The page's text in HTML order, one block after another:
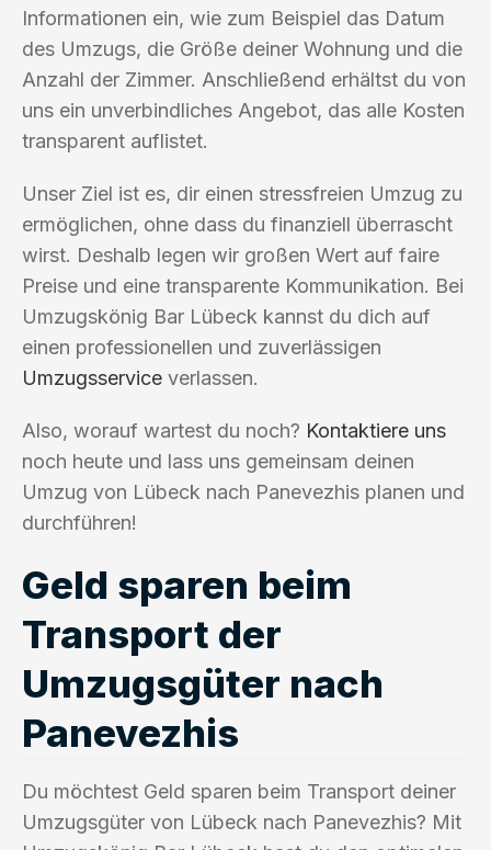
Informationen ein, wie zum Beispiel das Datum
des Umzugs, die Größe deiner Wohnung und die
Anzahl der Zimmer. Anschließend erhältst du von
uns ein unverbindliches Angebot, das alle Kosten
transparent auflistet.
Unser Ziel ist es, dir einen stressfreien Umzug zu
ermöglichen, ohne dass du finanziell überrascht
wirst. Deshalb legen wir großen Wert auf faire
Preise und eine transparente Kommunikation. Bei
Umzugskönig Bar Lübeck kannst du dich auf
einen professionellen und zuverlässigen
Umzugsservice verlassen.
Also, worauf wartest du noch? Kontaktiere uns
noch heute und lass uns gemeinsam deinen
Umzug von Lübeck nach Panevezhis planen und
durchführen!
Geld sparen beim
Transport der
Umzugsgüter nach
Panevezhis
Du möchtest Geld sparen beim Transport deiner
Umzugsgüter von Lübeck nach Panevezhis? Mit